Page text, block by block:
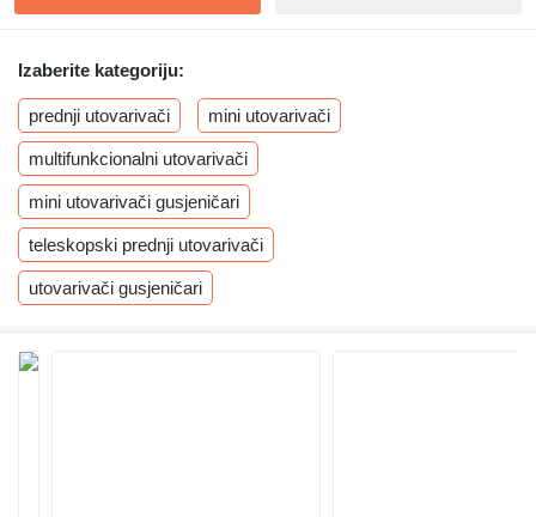
Izaberite kategoriju:
prednji utovarivači mini utovarivači
multifunkcionalni utovarivači
mini utovarivači gusjeničari
teleskopski prednji utovarivači
utovarivači gusjeničari